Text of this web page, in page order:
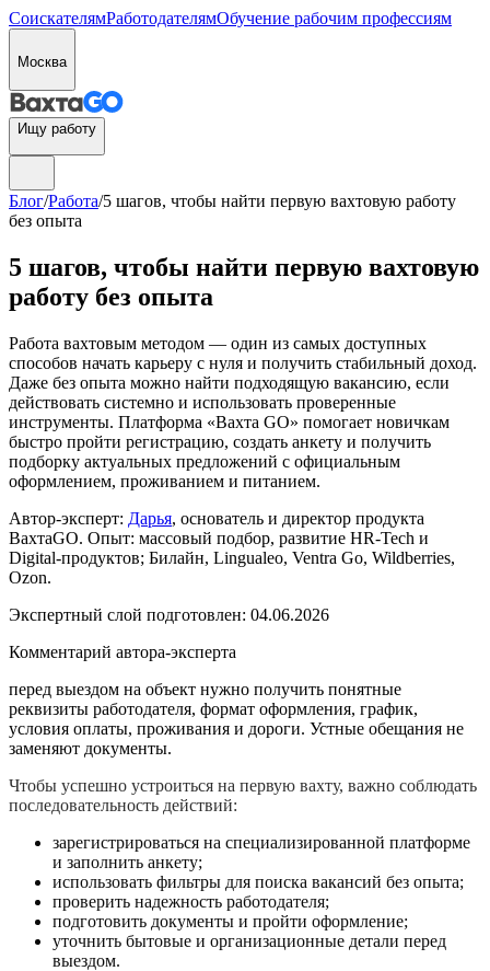
СоискателямРаботодателямОбучение рабочим профессиям
Москва
Ищу работу
Блог/Работа/5 шагов, чтобы найти первую вахтовую работу
без опыта
5 шагов, чтобы найти первую вахтовую
работу без опыта
Работа вахтовым методом — один из самых доступных
способов начать карьеру с нуля и получить стабильный доход.
Даже без опыта можно найти подходящую вакансию, если
действовать системно и использовать проверенные
инструменты. Платформа «Вахта GO» помогает новичкам
быстро пройти регистрацию, создать анкету и получить
подборку актуальных предложений с официальным
оформлением, проживанием и питанием.
Автор-эксперт: Дарья, основатель и директор продукта
ВахтаGO. Опыт: массовый подбор, развитие HR-Tech и
Digital-продуктов; Билайн, Lingualeo, Ventra Go, Wildberries,
Ozon.
Экспертный слой подготовлен: 04.06.2026
Комментарий автора-эксперта
перед выездом на объект нужно получить понятные
реквизиты работодателя, формат оформления, график,
условия оплаты, проживания и дороги. Устные обещания не
заменяют документы.
Чтобы успешно устроиться на первую вахту, важно соблюдать
последовательность действий:
зарегистрироваться на специализированной платформе
и заполнить анкету;
использовать фильтры для поиска вакансий без опыта;
проверить надежность работодателя;
подготовить документы и пройти оформление;
уточнить бытовые и организационные детали перед
выездом.